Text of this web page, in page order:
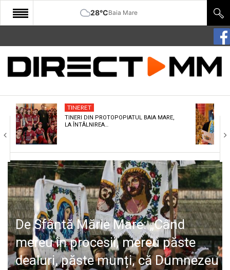
28°CBaia Mare
START
COMUNITATE
CULTURA
ECONOMIE
SANATATE
SPORT
SPECIAL
POLITIC
LIFE
TINERET
TINERI DIN PROTOPOPIATUL BAIA MARE,
LA ÎNTÂLNIREA…
De Sfântă Mărie Mare: „Când
mereu în procesii, mereu păste
dealuri, păste munți, că Dumnezeu